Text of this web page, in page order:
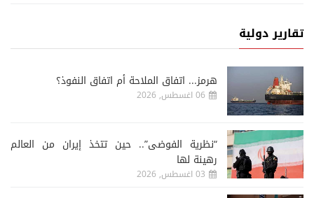
تقارير دولية
هرمز... اتفاق الملاحة أم اتفاق النفوذ؟
06 اغسطس, 2026
“نظرية الفوضى”.. حين تتخذ إيران من العالم
رهينة لها
03 اغسطس, 2026